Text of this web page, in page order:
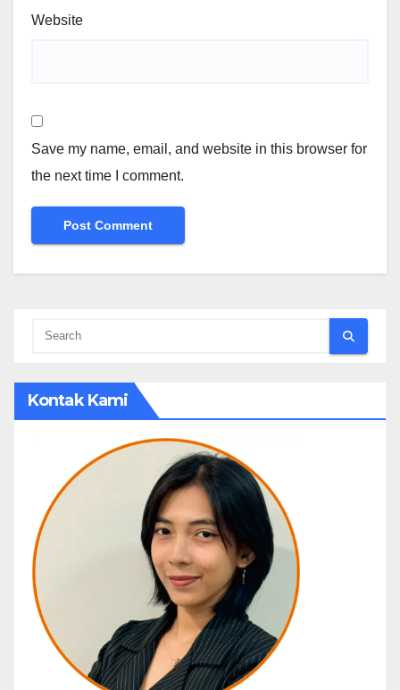
Website
Save my name, email, and website in this browser for
the next time I comment.
Kontak Kami